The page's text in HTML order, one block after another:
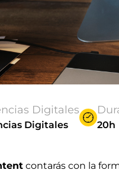
Digitales
Digitales 20h
contarás con la